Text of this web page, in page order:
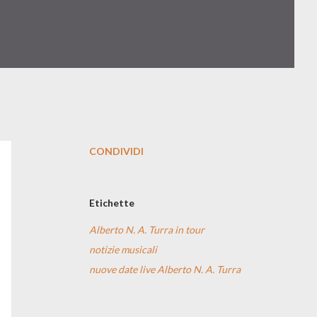
CONDIVIDI
Etichette
Alberto N. A. Turra in tour
notizie musicali
nuove date live Alberto N. A. Turra